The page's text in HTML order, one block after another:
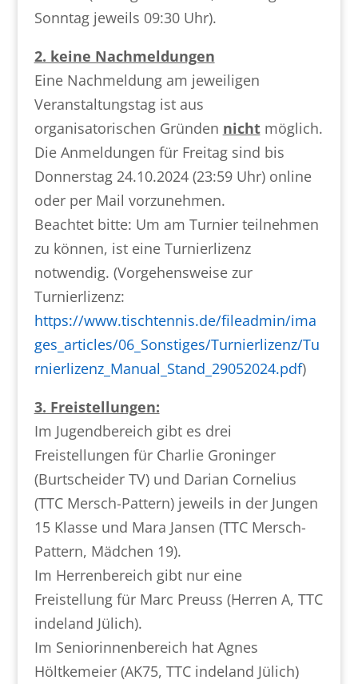
Sonntag jeweils 09:30 Uhr).
2. keine Nachmeldungen
Eine Nachmeldung am jeweiligen
Veranstaltungstag ist aus
organisatorischen Gründen nichtmöglich.
Die Anmeldungen für Freitag sind bis
Donnerstag 24.10.2024 (23:59 Uhr) online
oder per Mail vorzunehmen.
Beachtet bitte: Um am Turnier teilnehmen
zu können, ist eine Turnierlizenz
notwendig. (Vorgehensweise zur
Turnierlizenz:
https://www.tischtennis.de/fileadmin/ima
ges_articles/06_Sonstiges/Turnierlizenz/Tu
rnierlizenz_Manual_Stand_29052024.pdf)
3. Freistellungen:
Im Jugendbereich gibt es drei
Freistellungen für Charlie Groninger
(Burtscheider TV) und Darian Cornelius
(TTC Mersch-Pattern) jeweils in der Jungen
15 Klasse und Mara Jansen (TTC Mersch-
Pattern, Mädchen 19).
Im Herrenbereich gibt nur eine
Freistellung für Marc Preuss (Herren A, TTC
indeland Jülich).
Im Seniorinnenbereich hat Agnes
Höltkemeier (AK75, TTC indeland Jülich)